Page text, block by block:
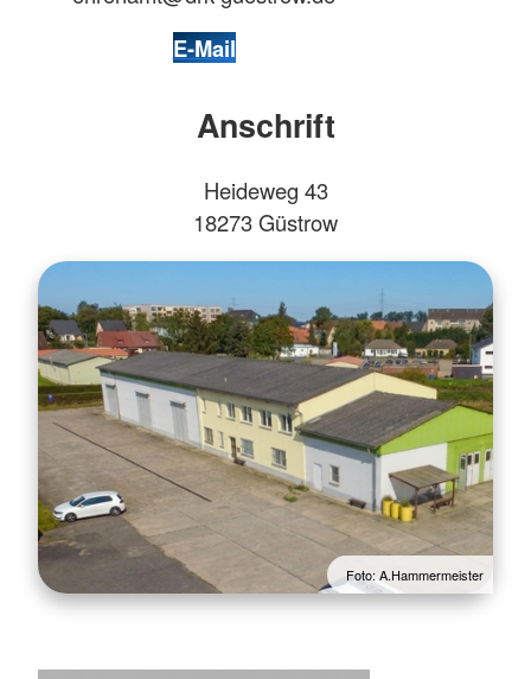
E-Mail
Foto: A.Hammermeister
Anschrift
Heideweg 43
18273 Güstrow